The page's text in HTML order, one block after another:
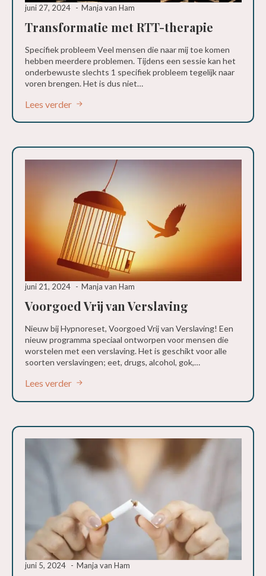
Transformatie met RTT-therapie
juni 27, 2024 Manja van Ham
Specifiek probleem Veel mensen die naar mij toe komen
hebben meerdere problemen. Tijdens een sessie kan het
onderbewuste slechts 1 specifiek probleem tegelijk naar
voren brengen. Het is dus niet…
Lees verder
Voorgoed Vrij van Verslaving
juni 21, 2024 Manja van Ham
Nieuw bij Hypnoreset, Voorgoed Vrij van Verslaving! Een
nieuw programma speciaal ontworpen voor mensen die
worstelen met een verslaving. Het is geschikt voor alle
soorten verslavingen; eet, drugs, alcohol, gok,…
Lees verder
juni 5, 2024 Manja van Ham